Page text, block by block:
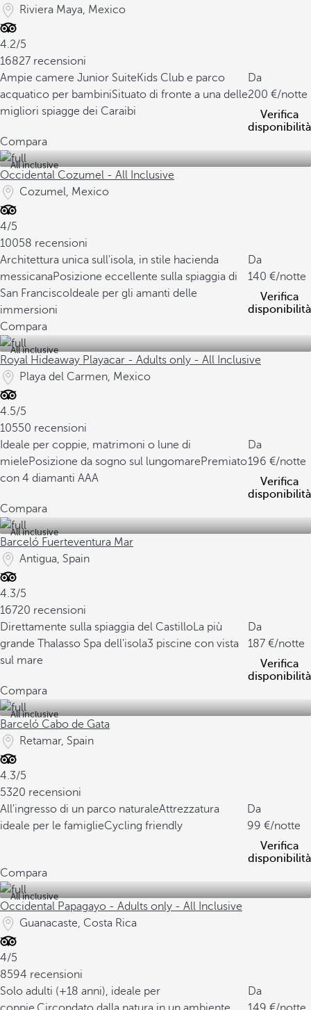
Riviera Maya, Mexico
4.2/5
16827 recensioni
Ampie camere Junior SuiteKids Club e parco
acquatico per bambiniSituato di fronte a una delle
migliori spiagge dei Caraibi
Da
200
/notte
Verifica
disponibilità
Compara
All inclusive
Occidental Cozumel - All Inclusive
Cozumel, Mexico
4/5
10058 recensioni
Architettura unica sull'isola, in stile hacienda
messicanaPosizione eccellente sulla spiaggia di
San Francisco Ideale per gli amanti delle
immersioni
Da
140
/notte
Verifica
disponibilità
Compara
All inclusive
Royal Hideaway Playacar - Adults only - All Inclusive
Playa del Carmen, Mexico
4.5/5
10550 recensioni
Ideale per coppie, matrimoni o lune di
mielePosizione da sogno sul lungomarePremiato
con 4 diamanti AAA
Da
196
/notte
Verifica
disponibilità
Compara
All inclusive
Barceló Fuerteventura Mar
Antigua, Spain
4.3/5
16720 recensioni
Direttamente sulla spiaggia del CastilloLa più
grande Thalasso Spa dell'isola3 piscine con vista
sul mare
Da
187
/notte
Verifica
disponibilità
Compara
All inclusive
Barceló Cabo de Gata
Retamar, Spain
4.3/5
5320 recensioni
All'ingresso di un parco naturaleAttrezzatura
ideale per le famiglieCycling friendly
Da
99
/notte
Verifica
disponibilità
Compara
All inclusive
Occidental Papagayo - Adults only - All Inclusive
Guanacaste, Costa Rica
4/5
8594 recensioni
Solo adulti (+18 anni), ideale per
Da